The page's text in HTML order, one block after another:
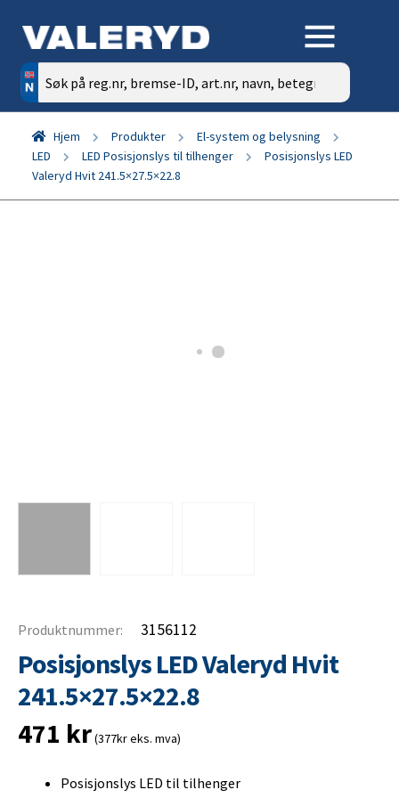
Søk
etter:
Hjem Produkter
El-system og belysning
LED
LED Posisjonslys til tilhenger
Posisjonslys LED
Valeryd Hvit 241.5×27.5×22.8
Produktnummer: 3156112
Posisjonslys LED Valeryd Hvit
241.5×27.5×22.8
471 kr(377kr eks. mva)
Posisjonslys LED til tilhenger